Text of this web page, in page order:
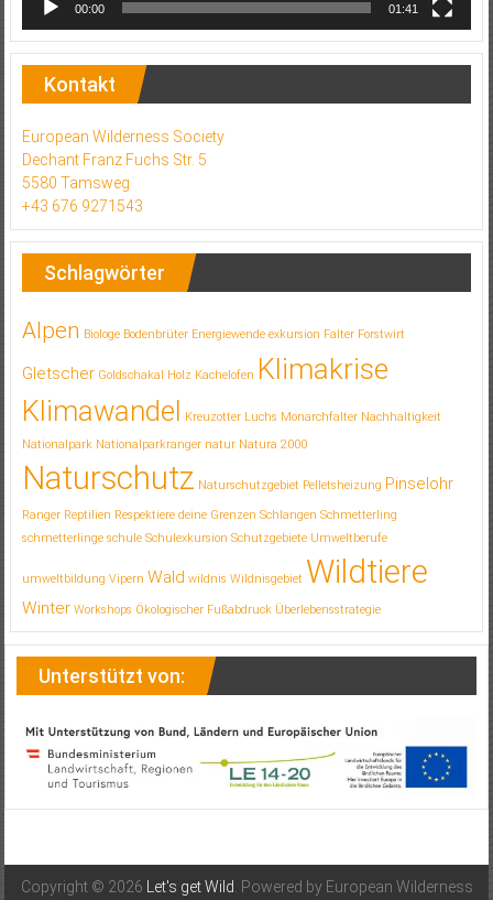
00:00 01:41
Kontakt
European Wilderness Society
Dechant Franz Fuchs Str. 5
5580 Tamsweg
+43 676 9271543
Schlagwörter
Alpen Biologe Bodenbrüter Energiewende exkursion Falter Forstwirt
Gletscher Goldschakal Holz Kachelofen Klimakrise
Klimawandel Kreuzotter Luchs Monarchfalter Nachhaltigkeit
Nationalpark Nationalparkranger natur Natura 2000
Naturschutz Naturschutzgebiet Pelletsheizung Pinselohr
Ranger Reptilien Respektiere deine Grenzen Schlangen Schmetterling
schmetterlinge schule Schulexkursion Schutzgebiete Umweltberufe
umweltbildung Vipern Wald wildnis Wildnisgebiet Wildtiere
Winter Workshops Ökologischer Fußabdruck Überlebensstrategie
Unterstützt von:
Copyright © 2026 Let's get Wild . Powered by European Wilderness